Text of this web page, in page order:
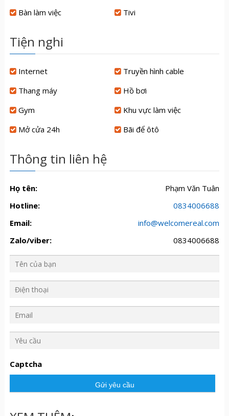
Bàn làm việc Tivi
Tiện nghi
Internet
Truyền hình cable
Thang máy
Hồ bơi
Gym
Khu vực làm việc
Mở cửa 24h
Bãi để ôtô
Thông tin liên hệ
Họ tên:
Phạm Văn Tuân
Hotline:
0834006688
Email:
info@welcomereal.com
Zalo/viber:
0834006688
c
ầ
Captcha